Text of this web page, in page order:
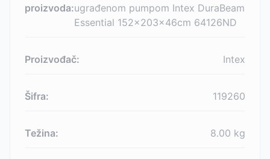
proizvoda:ugrađenom pumpom Intex DuraBeam
Essential 152x203x46cm 64126ND
Proizvođač: Intex
Šifra: 119260
Težina: 8.00 kg